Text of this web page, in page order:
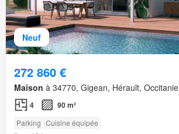
Neuf
272 860 €
Maison à 34770, Gigean, Hérault, Occitanie
4 90 m²
Parking Cuisine équipée